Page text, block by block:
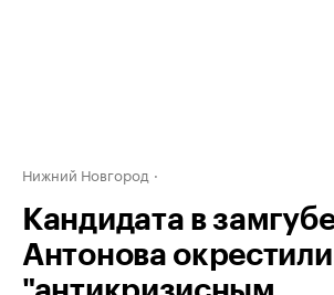
Нижний Новгород
Кандидата в
Антонова окрестили